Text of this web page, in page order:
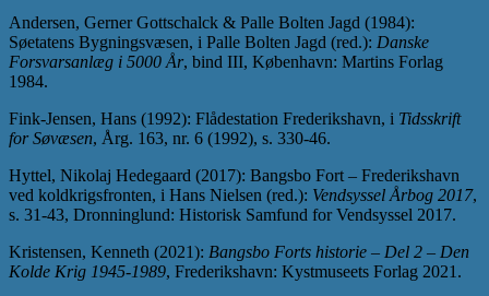
Andersen, Gerner Gottschalck & Palle Bolten Jagd (1984):
Søetatens Bygningsvæsen, i Palle Bolten Jagd (red.): Danske
Forsvarsanlæg i 5000 År, bind III, København: Martins Forlag
1984.
Fink-Jensen, Hans (1992): Flådestation Frederikshavn, i Tidsskrift
for Søvæsen, Årg. 163, nr. 6 (1992), s. 330-46.
Hyttel, Nikolaj Hedegaard (2017): Bangsbo Fort – Frederikshavn
ved koldkrigsfronten, i Hans Nielsen (red.): Vendsyssel Årbog 2017,
s. 31-43, Dronninglund: Historisk Samfund for Vendsyssel 2017.
Kristensen, Kenneth (2021): Bangsbo Forts historie – Del 2 – Den
Kolde Krig 1945-1989, Frederikshavn: Kystmuseets Forlag 2021.